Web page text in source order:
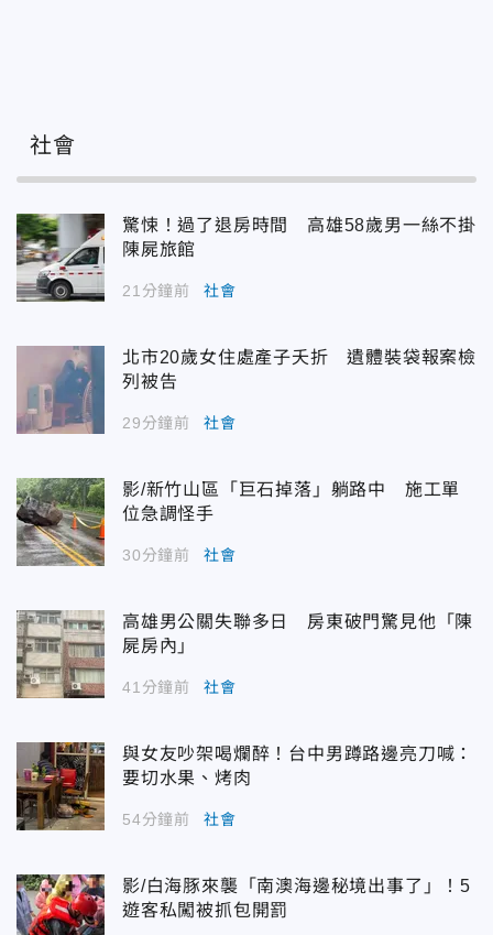
社會
驚悚！過了退房時間 高雄58歲男一絲不掛
陳屍旅館
21分鐘前 社會
北市20歲女住處產子夭折 遺體裝袋報案檢
列被告
29分鐘前 社會
影/新竹山區「巨石掉落」躺路中 施工單
位急調怪手
30分鐘前 社會
高雄男公關失聯多日 房東破門驚見他「陳
屍房內」
41分鐘前 社會
與女友吵架喝爛醉！台中男蹲路邊亮刀喊：
要切水果、烤肉
54分鐘前 社會
影/白海豚來襲「南澳海邊秘境出事了」！5
遊客私闖被抓包開罰